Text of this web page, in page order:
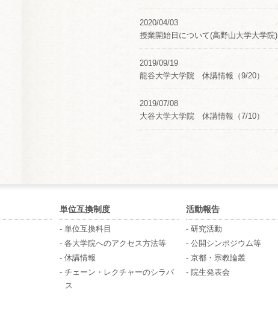
2020/04/03
授業開始日について(高野山大学大学院)
2019/09/19
龍谷大学大学院 休講情報（9/20）
2019/07/08
大谷大学大学院 休講情報（7/10）
単位互換制度
- 単位互換科目
- 各大学院へのアクセス方法等
- 休講情報
- チェーン・レクチャーのシラバ
ス
活動報告
- 研究活動
- 公開シンポジウム等
- 京都・宗教論叢
- 院生発表会